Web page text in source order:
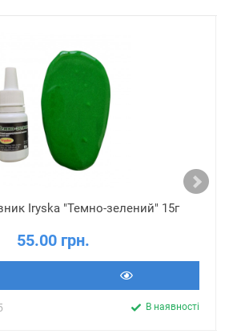
Iryska "Темно-зелений" 15г
55.00 грн.
В наявності